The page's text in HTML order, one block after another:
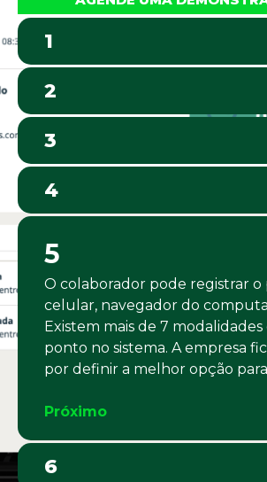
1
2
3
4
5
O colaborador pode registrar
celular, navegador do
Existem mais de 7
ponto no sistema. A empresa
por definir a melhor opção
Próximo
6